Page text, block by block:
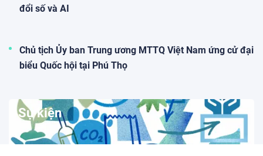
đổi số và AI
Chủ tịch Ủy ban Trung ương MTTQ Việt Nam ứng cử đại
biểu Quốc hội tại Phú Thọ
Sự kiện